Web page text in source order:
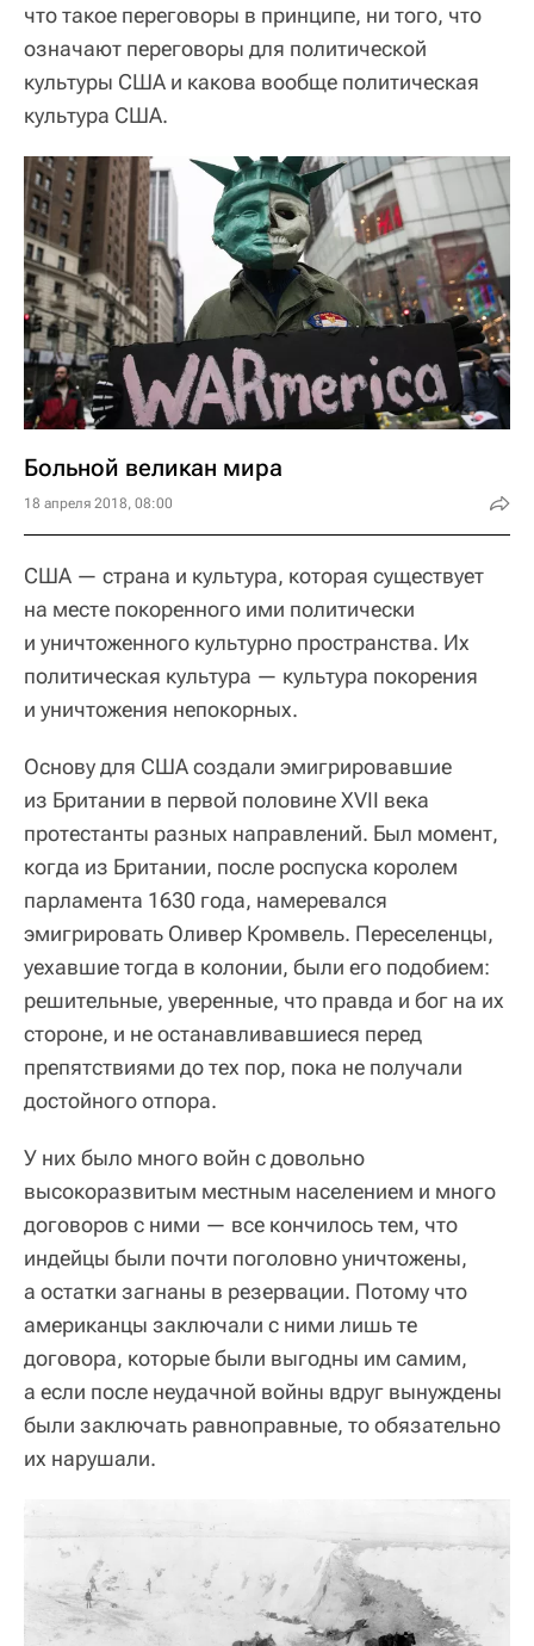
что такое переговоры в принципе, ни того, что
означают переговоры для политической
культуры США и какова вообще политическая
культура США.
Больной великан мира
18 апреля 2018, 08:00
США — страна и культура, которая существует
на месте покоренного ими политически
и уничтоженного культурно пространства. Их
политическая культура — культура покорения
и уничтожения непокорных.
Основу для США создали эмигрировавшие
из Британии в первой половине XVII века
протестанты разных направлений. Был момент,
когда из Британии, после роспуска королем
парламента 1630 года, намеревался
эмигрировать Оливер Кромвель. Переселенцы,
уехавшие тогда в колонии, были его подобием:
решительные, уверенные, что правда и бог на их
стороне, и не останавливавшиеся перед
препятствиями до тех пор, пока не получали
достойного отпора.
У них было много войн с довольно
высокоразвитым местным населением и много
договоров с ними — все кончилось тем, что
индейцы были почти поголовно уничтожены,
а остатки загнаны в резервации. Потому что
американцы заключали с ними лишь те
договора, которые были выгодны им самим,
а если после неудачной войны вдруг вынуждены
были заключать равноправные, то обязательно
их нарушали.